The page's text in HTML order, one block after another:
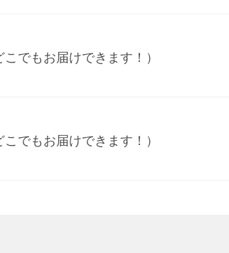
でもお届けできます！）
でもお届けできます！）